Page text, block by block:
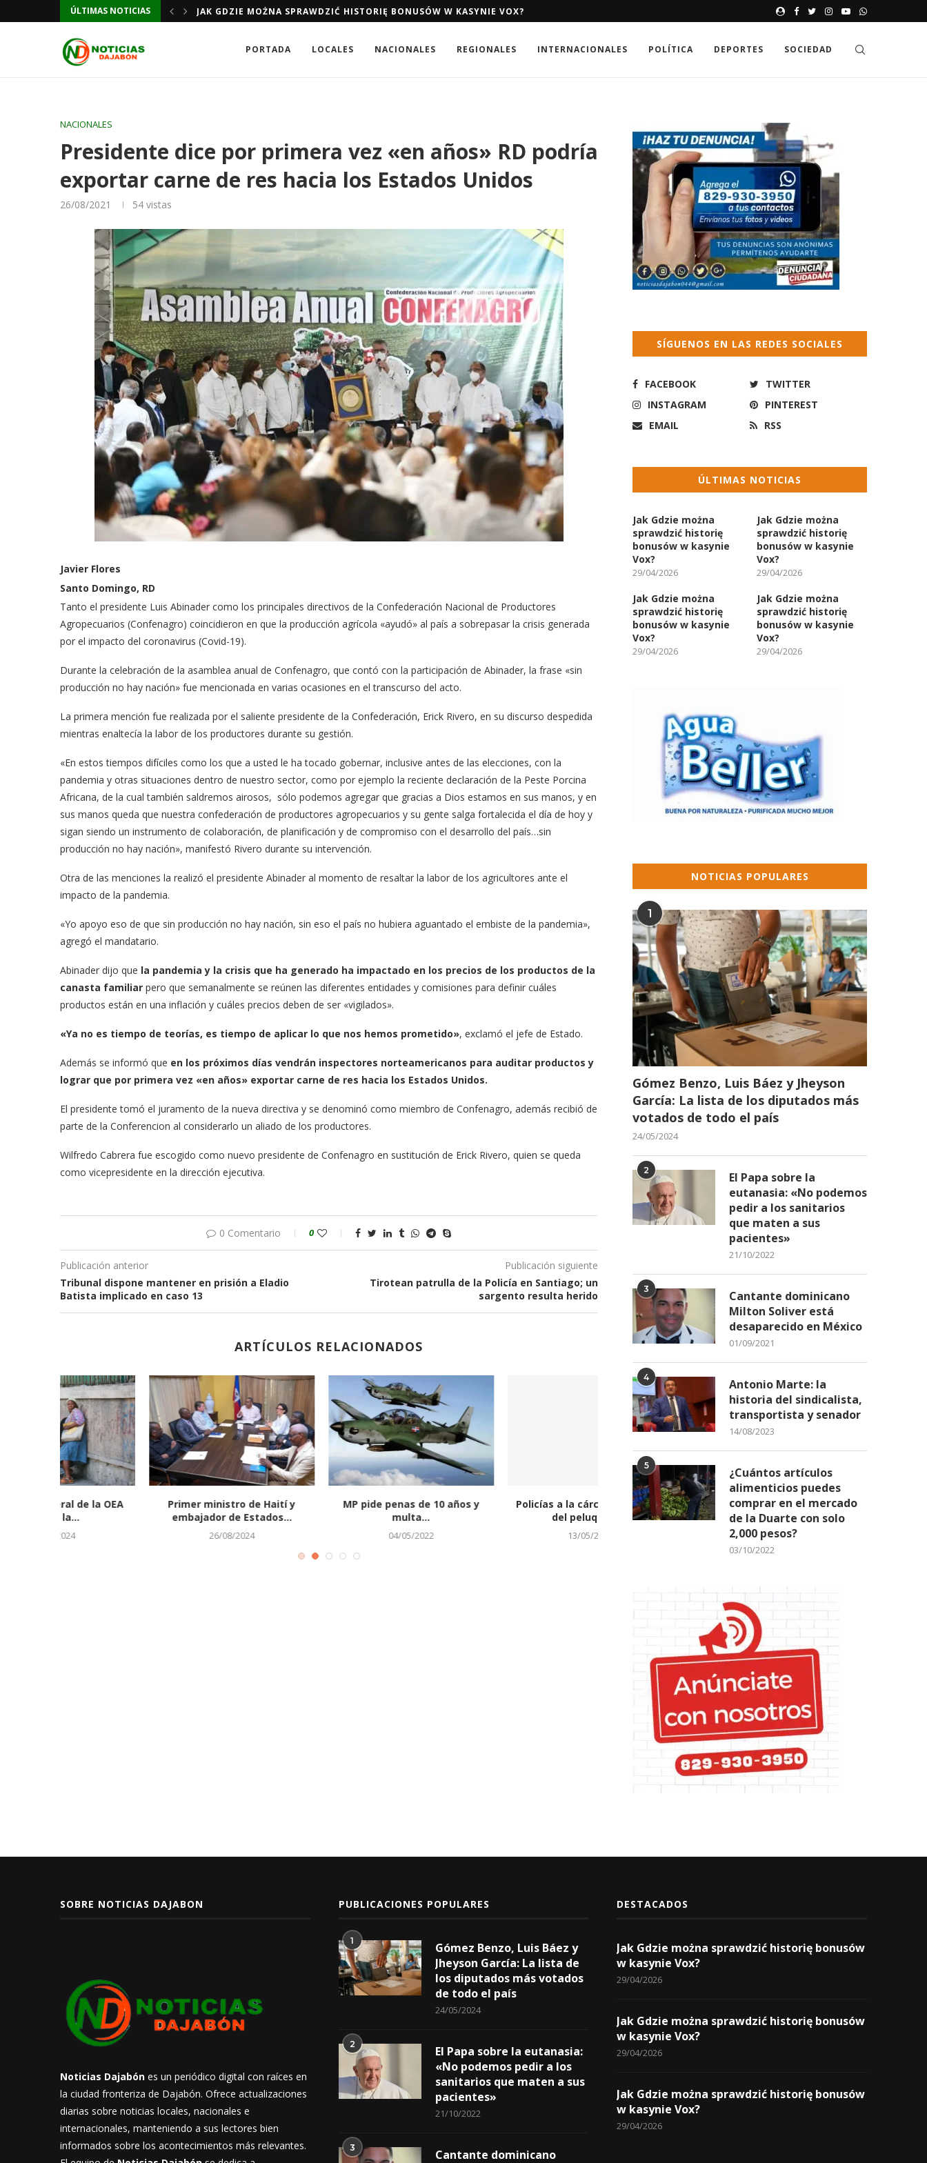
ÚLTIMAS NOTICIAS
JAK GDZIE MOŻNA SPRAWDZIĆ HISTORIĘ BONUSÓW W KASYNIE VOX?
JAK GDZIE MOŻNA
PORTADA LOCALES NACIONALES REGIONALES INTERNACIONALES POLÍTICA DEPORTES SOCIEDAD
NACIONALES
Presidente dice por primera vez «en años» RD podría
exportar carne de res hacia los Estados Unidos
26/08/2021 54 vistas
Javier Flores
Santo Domingo, RD
Tanto el presidente Luis Abinader como los principales directivos de la Confederación Nacional de Productores
Agropecuarios (Confenagro) coincidieron en que la producción agrícola «ayudó» al país a sobrepasar la crisis generada
por el impacto del coronavirus (Covid-19).
Durante la celebración de la asamblea anual de Confenagro, que contó con la participación de Abinader, la frase «sin
producción no hay nación» fue mencionada en varias ocasiones en el transcurso del acto.
La primera mención fue realizada por el saliente presidente de la Confederación, Erick Rivero, en su discurso despedida
mientras enaltecía la labor de los productores durante su gestión.
«En estos tiempos difíciles como los que a usted le ha tocado gobernar, inclusive antes de las elecciones, con la
pandemia y otras situaciones dentro de nuestro sector, como por ejemplo la reciente declaración de la Peste Porcina
Africana, de la cual también saldremos airosos, sólo podemos agregar que gracias a Dios estamos en sus manos, y en
sus manos queda que nuestra confederación de productores agropecuarios y su gente salga fortalecida el día de hoy y
sigan siendo un instrumento de colaboración, de planificación y de compromiso con el desarrollo del país…sin
producción no hay nación», manifestó Rivero durante su intervención.
Otra de las menciones la realizó el presidente Abinader al momento de resaltar la labor de los agricultores ante el
impacto de la pandemia.
«Yo apoyo eso de que sin producción no hay nación, sin eso el país no hubiera aguantado el embiste de la pandemia»,
agregó el mandatario.
Abinader dijo que la pandemia y la crisis que ha generado ha impactado en los precios de los productos de la
canasta familiar pero que semanalmente se reúnen las diferentes entidades y comisiones para definir cuáles
productos están en una inflación y cuáles precios deben de ser «vigilados».
«Ya no es tiempo de teorías, es tiempo de aplicar lo que nos hemos prometido», exclamó el jefe de Estado.
Además se informó que en los próximos días vendrán inspectores norteamericanos para auditar productos y
lograr que por primera vez «en años» exportar carne de res hacia los Estados Unidos.
El presidente tomó el juramento de la nueva directiva y se denominó como miembro de Confenagro, además recibió de
parte de la Conferencion al considerarlo un aliado de los productores.
Wilfredo Cabrera fue escogido como nuevo presidente de Confenagro en sustitución de Erick Rivero, quien se queda
como vicepresidente en la dirección ejecutiva.
0 Comentario 0
Publicación anterior
Tribunal dispone mantener en prisión a Eladio
Batista implicado en caso 13
Publicación siguiente
Tirotean patrulla de la Policía en Santiago; un
sargento resulta herido
ARTÍCULOS RELACIONADOS
Policías a la cárcel por crimen
del peluquero...
Se registra temblor de 4,6
¿Cómo funcionaba la red de
“chiperos” desmantelada por...
Gobierno amplía transporte
escolar con 400 nuevos
Hospital Gautier entre
precariedades y
SÍGUENOS EN LAS REDES SOCIALES
FACEBOOK
TWITTER
INSTAGRAM
PINTEREST
EMAIL
RSS
ÚLTIMAS NOTICIAS
Jak Gdzie można
sprawdzić historię
bonusów w kasynie
Vox?
29/04/2026
Jak Gdzie można
sprawdzić historię
bonusów w kasynie
Vox?
29/04/2026
Jak Gdzie można
sprawdzić historię
bonusów w kasynie
Vox?
29/04/2026
Jak Gdzie można
sprawdzić historię
bonusów w kasynie
Vox?
29/04/2026
NOTICIAS POPULARES
1
Gómez Benzo, Luis Báez y Jheyson
García: La lista de los diputados más
votados de todo el país
24/05/2024
2
El Papa sobre la
eutanasia: «No podemos
pedir a los sanitarios
que maten a sus
pacientes»
21/10/2022
3
Cantante dominicano
Milton Soliver está
desaparecido en México
01/09/2021
4
Antonio Marte: la
historia del sindicalista,
transportista y senador
14/08/2023
5
¿Cuántos artículos
alimenticios puedes
comprar en el mercado
de la Duarte con solo
2,000 pesos?
03/10/2022
SOBRE NOTICIAS DAJABON
Noticias Dajabón es un periódico digital con raíces en
la ciudad fronteriza de Dajabón. Ofrece actualizaciones
diarias sobre noticias locales, nacionales e
internacionales, manteniendo a sus lectores bien
informados sobre los acontecimientos más relevantes.
PUBLICACIONES POPULARES
1
Gómez Benzo, Luis Báez y
Jheyson García: La lista de
los diputados más votados
de todo el país
24/05/2024
2
El Papa sobre la eutanasia:
«No podemos pedir a los
sanitarios que maten a sus
pacientes»
21/10/2022
3
Cantante dominicano
DESTACADOS
Jak Gdzie można sprawdzić historię bonusów
w kasynie Vox?
29/04/2026
Jak Gdzie można sprawdzić historię bonusów
w kasynie Vox?
29/04/2026
Jak Gdzie można sprawdzić historię bonusów
w kasynie Vox?
29/04/2026